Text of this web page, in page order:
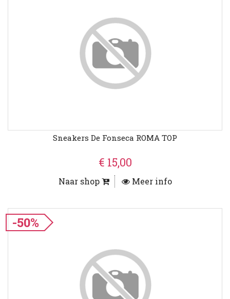
Sneakers De Fonseca ROMA TOP
€ 15,00
Naar shop Meer info
-50%